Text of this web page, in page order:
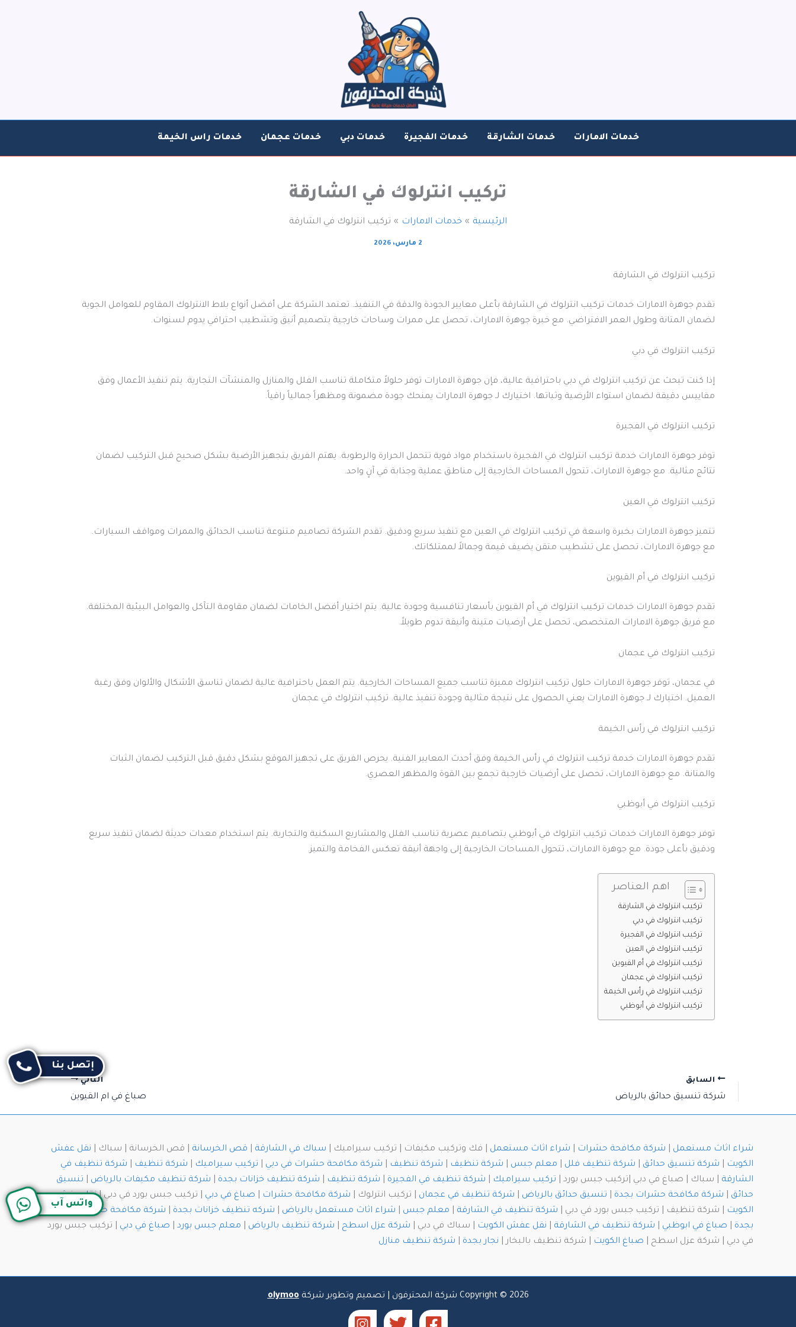
خدمات الامارات خدمات الشارقة خدمات الفجيرة خدمات دبي خدمات عجمان خدمات راس الخيمة
تركيب انترلوك في الشارقة
الرئيسية خدمات الامارات تركيب انترلوك في الشارقة
2 مارس، 2026
تركيب انترلوك في الشارقة
تقدم جوهرة الامارات خدمات تركيب انترلوك في الشارقة بأعلى معايير الجودة والدقة في التنفيذ. تعتمد الشركة على أفضل أنواع بلاط الانترلوك المقاوم للعوامل الجوية
لضمان المتانة وطول العمر الافتراضي. مع خبرة جوهرة الامارات، تحصل على ممرات وساحات خارجية بتصميم أنيق وتشطيب احترافي يدوم لسنوات.
تركيب انترلوك في دبي
إذا كنت تبحث عن تركيب انترلوك في دبي باحترافية عالية، فإن جوهرة الامارات توفر حلولاً متكاملة تناسب الفلل والمنازل والمنشآت التجارية. يتم تنفيذ الأعمال وفق
مقاييس دقيقة لضمان استواء الأرضية وثباتها. اختيارك لـ جوهرة الامارات يمنحك جودة مضمونة ومظهراً جمالياً راقياً.
تركيب انترلوك في الفجيرة
توفر جوهرة الامارات خدمة تركيب انترلوك في الفجيرة باستخدام مواد قوية تتحمل الحرارة والرطوبة. يهتم الفريق بتجهيز الأرضية بشكل صحيح قبل التركيب لضمان
نتائج مثالية. مع جوهرة الامارات، تتحول المساحات الخارجية إلى مناطق عملية وجذابة في آنٍ واحد.
تركيب انترلوك في العين
تتميز جوهرة الامارات بخبرة واسعة في تركيب انترلوك في العين مع تنفيذ سريع ودقيق. تقدم الشركة تصاميم متنوعة تناسب الحدائق والممرات ومواقف السيارات.
مع جوهرة الامارات، تحصل على تشطيب متقن يضيف قيمة وجمالاً لممتلكاتك.
تركيب انترلوك في أم القيوين
تقدم جوهرة الامارات خدمات تركيب انترلوك في أم القيوين بأسعار تنافسية وجودة عالية. يتم اختيار أفضل الخامات لضمان مقاومة التآكل والعوامل البيئية المختلفة.
مع فريق جوهرة الامارات المتخصص، تحصل على أرضيات متينة وأنيقة تدوم طويلاً.
تركيب انترلوك في عجمان
في عجمان، توفر جوهرة الامارات حلول تركيب انترلوك مميزة تناسب جميع المساحات الخارجية. يتم العمل باحترافية عالية لضمان تناسق الأشكال والألوان وفق رغبة
العميل. اختيارك لـ جوهرة الامارات يعني الحصول على نتيجة مثالية وجودة تنفيذ عالية. تركيب انترلوك في عجمان
تركيب انترلوك في رأس الخيمة
تقدم جوهرة الامارات خدمة تركيب انترلوك في رأس الخيمة وفق أحدث المعايير الفنية. يحرص الفريق على تجهيز الموقع بشكل دقيق قبل التركيب لضمان الثبات
والمتانة. مع جوهرة الامارات، تحصل على أرضيات خارجية تجمع بين القوة والمظهر العصري.
تركيب انترلوك في أبوظبي
توفر جوهرة الامارات خدمات تركيب انترلوك في أبوظبي بتصاميم عصرية تناسب الفلل والمشاريع السكنية والتجارية. يتم استخدام معدات حديثة لضمان تنفيذ سريع
ودقيق بأعلى جودة. مع جوهرة الامارات، تتحول المساحات الخارجية إلى واجهة أنيقة تعكس الفخامة والتميز.
اهم العناصر
تركيب انترلوك في الشارقة
تركيب انترلوك في دبي
تركيب انترلوك في الفجيرة
تركيب انترلوك في العين
تركيب انترلوك في أم القيوين
تركيب انترلوك في عجمان
تركيب انترلوك في رأس الخيمة
تركيب انترلوك في أبوظبي
السابق
شركة تنسيق حدائق بالرياض
التالي
صباغ في ام القيوين
شراء اثاث مستعمل شركة مكافحة حشرات شراء اثاث مستعمل | فك وتركيب مكيفات | تركيب سيراميك | سباك في الشارقة قص الخرسانة | قص الخرسانة | سباك | نقل عفش
الكويت
شركة تنسيق حدائق شركة تنظيف فلل معلم جبس شركة تنظيف شركة تنظيف شركة مكافحة حشرات في دبي تركيب سيراميك شركة تنظيف
شركة تنظيف في
الشارقة | سباك | صباغ في دبي |تركيب جبس بورد | تركيب سيراميك شركة تنظيف في الفجيرة شركة تنظيف شركة تنظيف خزانات بجدة شركة تنظيف مكيفات بالرياض
تنسيق
حدائق
شركة مكافحة حشرات بجدة تنسيق حدائق بالرياض شركة تنظيف في عجمان | تركيب انترلوك | شركة مكافحة حشرات صباغ في دبي | تركيب جبس بورد في دبي |نقل عفش
الكويت
| شركة تنظيف | تركيب جبس بورد في دبي | شركة تنظيف في الشارقة معلم جبس شراء اثاث مستعمل بالرياض شركه تنظيف خزانات بجدة
شركة مكافحة حشرات
بجدة
صباغ في ابوظبي شركة تنظيف في الشارقة نقل عفش الكويت | سباك في دبي | شركة عزل اسطح شركة تنظيف بالرياض معلم جبس بورد صباغ في دبي | تركيب جبس بورد
في دبي | شركة عزل اسطح | صباغ الكويت | شركة تنظيف بالبخار | نجار بجدة شركة تنظيف منازل
Copyright © 2026 شركة المحترفون | تصميم وتطوير شركة olymoo
واتس آب
إتصل بنا